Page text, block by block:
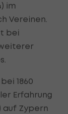
im
Vereinen.
bei
1860
Erfahrung
auf Zypern